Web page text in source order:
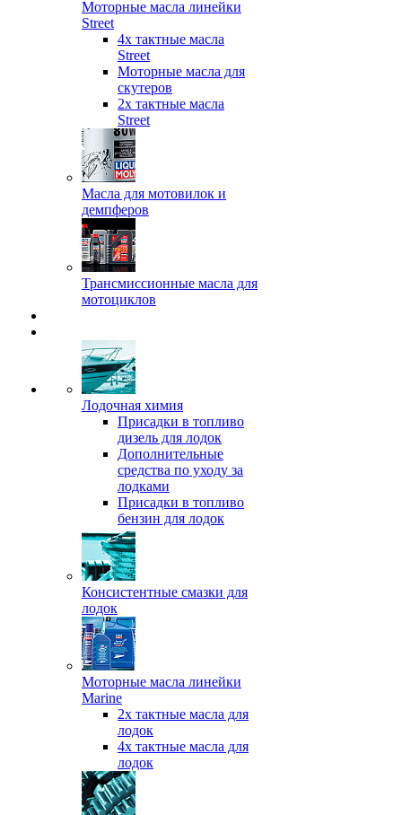
Моторные масла линейки
Street
4х тактные масла
Street
Моторные масла для
скутеров
2х тактные масла
Street
Масла для мотовилок и
демпферов
Трансмиссионные масла для
мотоциклов
Лодочная химия
Присадки в топливо
дизель для лодок
Дополнительные
средства по уходу за
лодками
Присадки в топливо
бензин для лодок
Консистентные смазки для
лодок
Моторные масла линейки
Marine
2х тактные масла для
лодок
4х тактные масла для
лодок